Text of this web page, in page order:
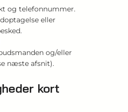
og telefonnummer.
eller
og/eller
næste afsnit).
kort